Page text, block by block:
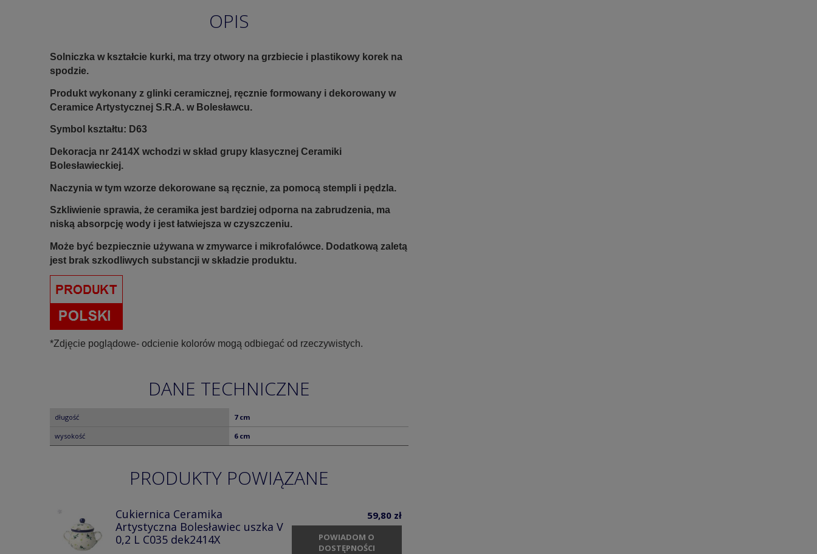
OPIS
Solniczka w kształcie kurki, ma trzy otwory na grzbiecie i plastikowy korek na
spodzie.
Produkt wykonany z glinki ceramicznej, ręcznie formowany i dekorowany w
Ceramice Artystycznej S.R.A. w Bolesławcu.
Symbol kształtu: D63
Dekoracja nr 2414X wchodzi w skład grupy klasycznej Ceramiki
Bolesławieckiej.
Naczynia w tym wzorze dekorowane są ręcznie, za pomocą stempli i pędzla.
Szkliwienie sprawia, że ceramika jest bardziej odporna na zabrudzenia, ma
niską absorpcję wody i jest łatwiejsza w czyszczeniu.
Może być bezpiecznie używana w zmywarce i mikrofalówce. Dodatkową zaletą
jest brak szkodliwych substancji w składzie produktu.
*Zdjęcie poglądowe- odcienie kolorów mogą odbiegać od rzeczywistych.
DANE TECHNICZNE
długość 7 cm
wysokość 6 cm
PRODUKTY POWIĄZANE
Cukiernica Ceramika
Artystyczna Bolesławiec uszka V
0,2 L C035 dek2414X
59,80 zł
POWIADOM O
DOSTĘPNOŚCI